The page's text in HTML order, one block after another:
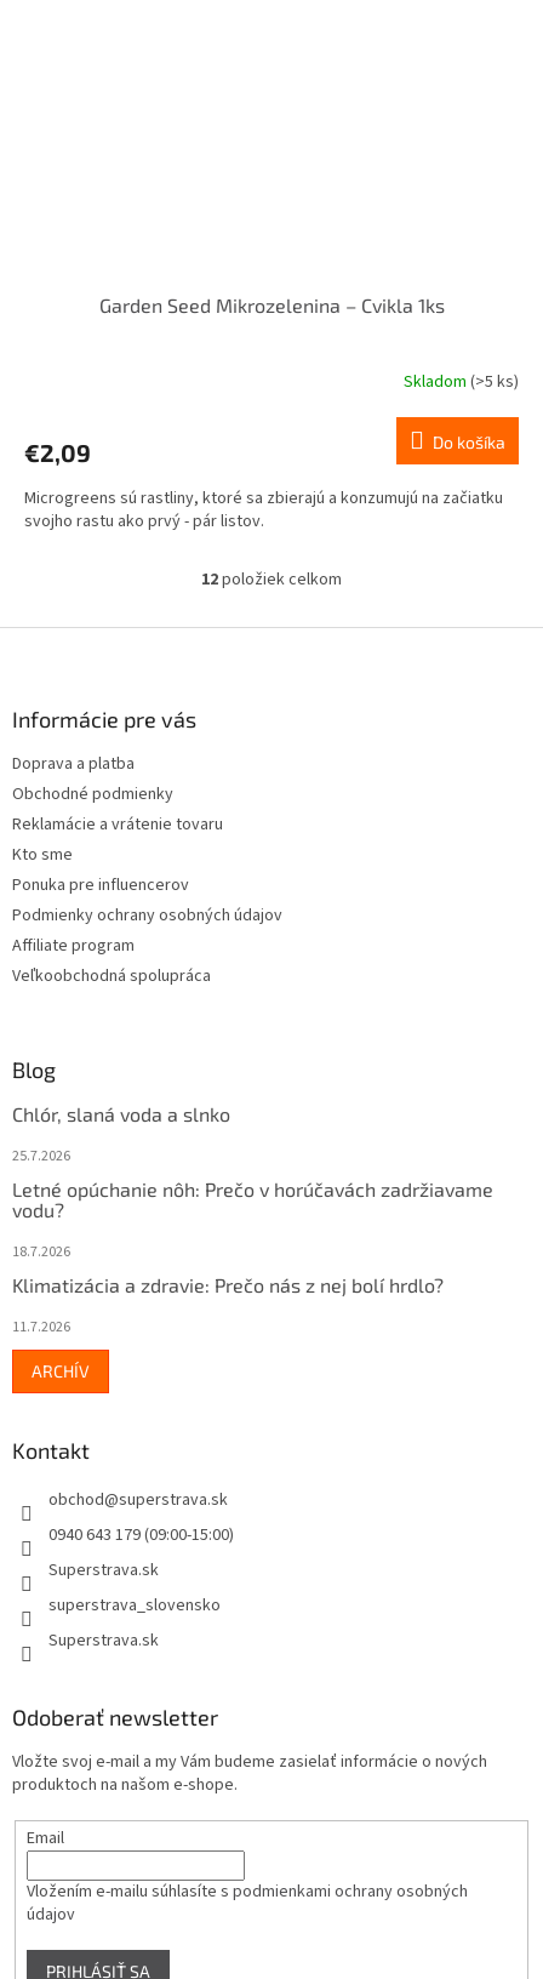
Garden Seed Mikrozelenina – Cvikla 1ks
Skladom (>5 ks)
€2,09 Do košíka
Microgreens sú rastliny, ktoré sa zbierajú a konzumujú na začiatku
svojho rastu ako prvý - pár listov.
O
l
v
12položiek celkom
Informácie pre vás
Doprava a platba
Obchodné podmienky
Reklamácie a vrátenie tovaru
Kto sme
Ponuka pre influencerov
Podmienky ochrany osobných údajov
Affiliate program
Veľkoobchodná spolupráca
Blog
Chlór, slaná voda a slnko
25.7.2026
Letné opúchanie nôh: Prečo v horúčavách zadržiavame
vodu?
18.7.2026
Klimatizácia a zdravie: Prečo nás z nej bolí hrdlo?
11.7.2026
ARCHÍV
Kontakt
obchod@superstrava.sk
0940 643 179 (09:00-15:00)
Superstrava.sk
superstrava_slovensko
Superstrava.sk
Odoberať newsletter
Vložte svoj e-mail a my Vám budeme zasielať informácie o nových
produktoch na našom e-shope.
Email
Vložením e-mailu súhlasíte s podmienkami ochrany osobných
údajov
PRIHLÁSIŤ SA